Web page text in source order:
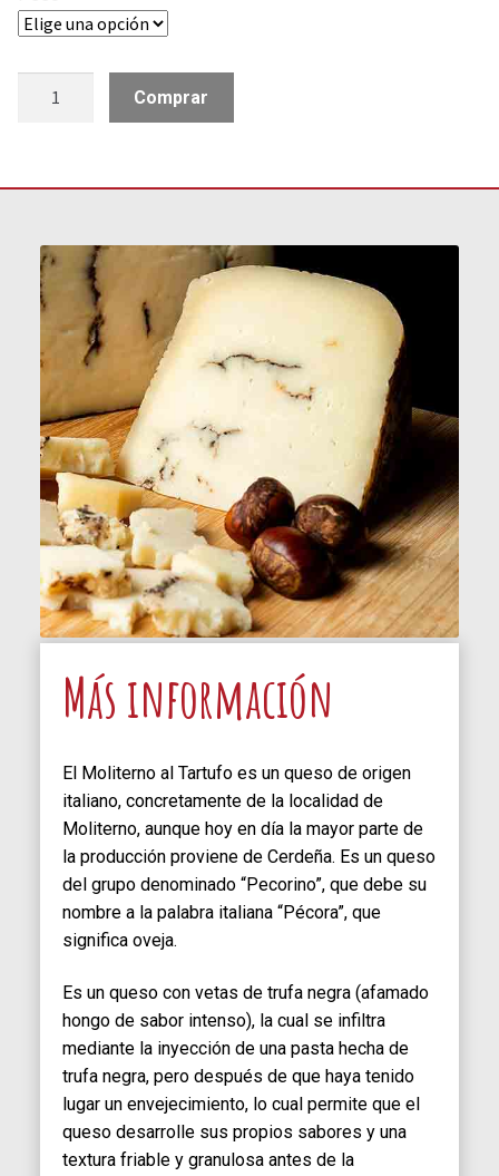
Comprar
Más información
El Moliterno al Tartufo es un queso de origen
italiano, concretamente de la localidad de
Moliterno, aunque hoy en día la mayor parte de
la producción proviene de Cerdeña. Es un queso
del grupo denominado “Pecorino”, que debe su
nombre a la palabra italiana “Pécora”, que
significa oveja.
Es un queso con vetas de trufa negra (afamado
hongo de sabor intenso), la cual se infiltra
mediante la inyección de una pasta hecha de
trufa negra, pero después de que haya tenido
lugar un envejecimiento, lo cual permite que el
queso desarrolle sus propios sabores y una
textura friable y granulosa antes de la